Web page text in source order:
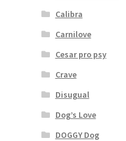
Calibra
Carnilove
Cesar pro psy
Crave
Disugual
Dog’s Love
DOGGY Dog